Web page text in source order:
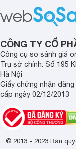
thời điểm mới mở
giá trị/chi phí hấp dẫn
dùng đang tìm kiếm
bát cao cấp.
CÔNG TY CỔ
Công cụ so sánh giá
Trụ sở chính: Số 195
Hà Nội
Giấy chứng nhận
cấp ngày 02/12/2013
© 2013 - 2023 Bản